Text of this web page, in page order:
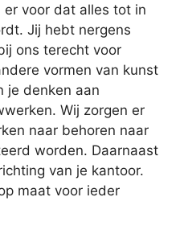
voor dat alles tot in
Jij hebt nergens
ons terecht voor
vormen van kunst
je denken aan
Wij zorgen er
naar behoren naar
worden. Daarnaast
van je kantoor.
maat voor ieder